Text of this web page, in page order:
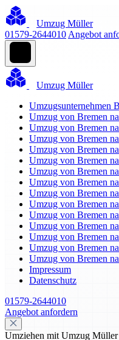
Umzug Müller
01579-2644010 Angebot
Umzug Müller
Umzugsunternehmen
Umzug von Bremen
Umzug von Bremen
Umzug von Bremen
Umzug von Bremen
Umzug von Bremen
Umzug von Bremen
Umzug von Bremen
Umzug von Bremen
Umzug von Bremen
Umzug von Bremen
Umzug von Bremen
Umzug von Bremen
Umzug von Bremen
Umzug von Bremen
Impressum
Datenschutz
01579-2644010
Angebot anfordern
Umziehen mit Umzug Müller